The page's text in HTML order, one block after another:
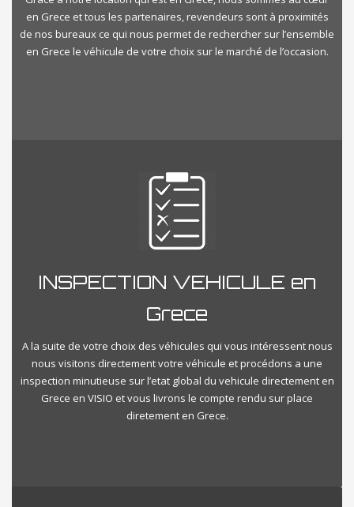
en Grece et tous les partenaires, revendeurs sont à proximités
de nos bureaux ce qui nous permet de rechercher sur l’ensemble
en Grece le véhicule de votre choix sur le marché de l’occasion.
INSPECTION VEHICULE en
Grece
A la suite de votre choix des véhicules qui vous intéressent nous
nous visitons directement votre véhicule et procédons a une
inspection minutieuse sur l’etat global du vehicule directement en
Grece en VISIO et vous livrons le compte rendu sur place
diretement en Grece.